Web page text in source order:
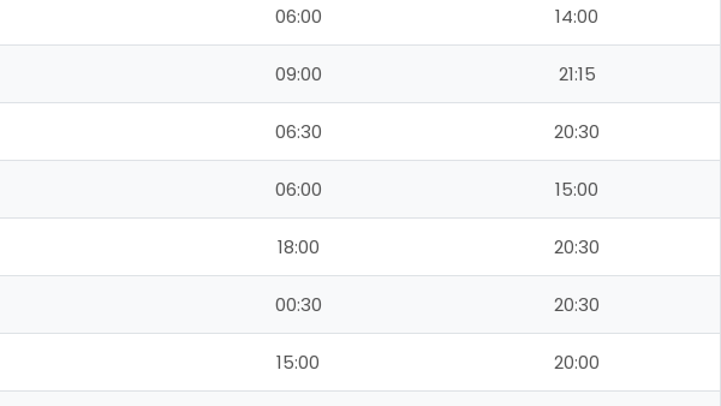
06:00 14:00
09:00 21:15
06:30 20:30
06:00 15:00
18:00 20:30
00:30 20:30
15:00 20:00